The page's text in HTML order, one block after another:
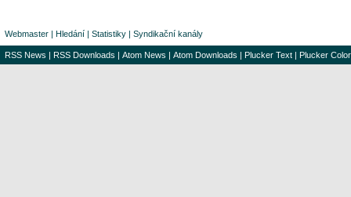
Webmaster | Hledání | Statistiky | Syndikační kanály
RSS News | RSS Downloads | Atom News | Atom Downloads | Plucker Text | Plucker Color